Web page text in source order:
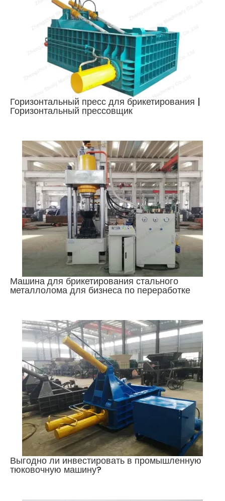
Горизонтальный пресс для брикетирования |
Горизонтальный прессовщик
Машина для брикетирования стального
металлолома для бизнеса по переработке
Выгодно ли инвестировать в промышленную
тюковочную машину?